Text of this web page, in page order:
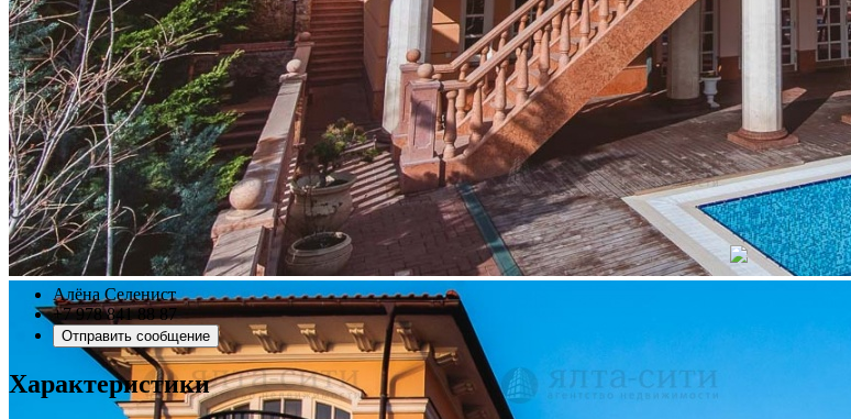
Алёна Селенист
+7 978 841 88 87
Отправить сообщение
Характеристики